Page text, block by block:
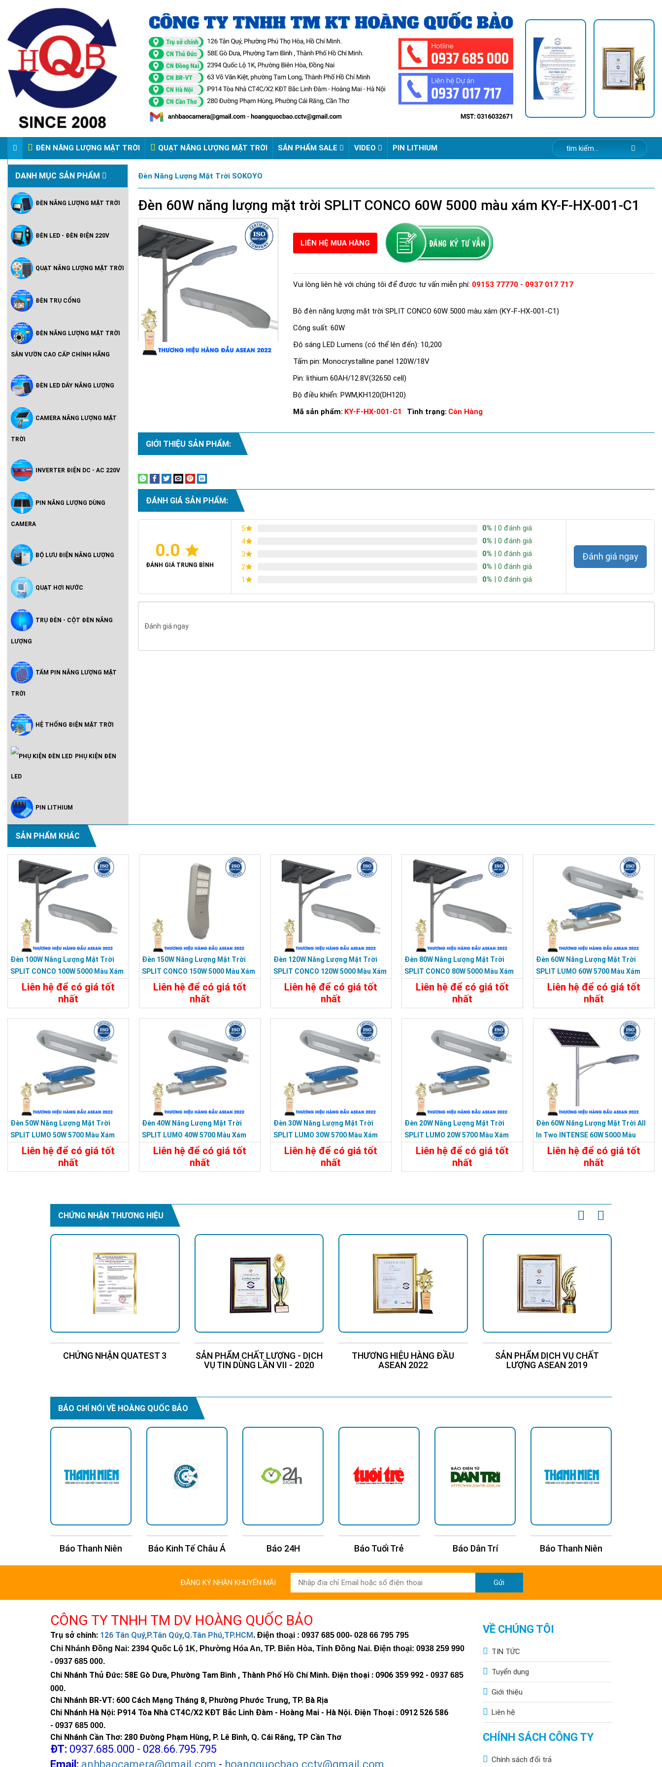
ĐÈN NĂNG LƯỢNG MẶT TRỜI QUẠT NĂNG LƯỢNG MẶT TRỜI SẢN PHẨM SALE VIDEO PIN LITHIUM
VIDEO ĐÈN PHA ĐIỆN 220V
DANH MỤC SẢN PHẨM
ĐÈN NĂNG LƯỢNG MẶT TRỜI
Vườn Cao Cấp Chính Hãng
ĐÈN LED - ĐÈN ĐIỆN 220V
Hoàng Quốc Bảo - Độ Sáng Cao,
QUẠT NĂNG LƯỢNG MẶT TRỜI
ĐÈN TRỤ CỔNG
ĐÈN NĂNG LƯỢNG MẶT TRỜI
SÂN VƯỜN CAO CẤP CHÍNH HÃNG
ĐÈN LED DÂY NĂNG LƯỢNG
CAMERA NĂNG LƯỢNG MẶT
TRỜI
INVERTER ĐIỆN DC - AC 220V
PIN NĂNG LƯỢNG DÙNG
CAMERA
BỘ LƯU ĐIỆN NĂNG LƯỢNG
QUẠT HƠI NƯỚC
TRỤ ĐÈN - CỘT ĐÈN NĂNG
LƯỢNG
TẤM PIN NĂNG LƯỢNG MẶT
TRỜI
HỆ THỐNG ĐIỆN MẶT TRỜI
Inveter Hòa Lưới Có Lưu Trữ -
PHỤ KIỆN ĐÈN
LED
PIN LITHIUM
Đèn Năng Lượng Mặt Trời SOKOYO
Đèn 60W năng lượng mặt trời SPLIT CONCO 60W 5000 màu xám KY-F-HX-001-C1
LIÊN HỆ MUA HÀNG
Vui lòng liên hệ với chúng tôi để được tư vấn miễn phí: 09153 77770 - 0937 017 717
Bộ đèn năng lượng mặt trời SPLIT CONCO 60W 5000 màu xám (KY-F-HX-001-C1)
Công suất: 60W
Độ sáng LED Lumens (có thể lên đến): 10,200
Tấm pin: Monocrystalline panel 120W/18V
Pin: lithium 60AH/12.8V(32650 cell)
Bộ điều khiển: PWM,KH120(DH120)
Mã sản phẩm: KY-F-HX-001-C1 Tình trạng: Còn Hàng
GIỚI THIỆU SẢN PHẨM:
ĐÁNH GIÁ SẢN PHẨM:
0.0
ĐÁNH GIÁ TRUNG BÌNH
5 0% | 0 đánh giá
4
0% | 0 đánh giá
3
0% | 0 đánh giá
2
0% | 0 đánh giá
1
0% | 0 đánh giá
Đánh giá ngay
Đánh giá ngay
SẢN PHẨM KHÁC
Đèn 100W Năng Lượng Mặt Trời
SPLIT CONCO 100W 5000 Màu Xám
KY-F-HX-002
Liên hệ để có giá tốt
nhất
Đèn 150W Năng Lượng Mặt Trời
SPLIT CONCO 150W 5000 Màu Xám
KY-F-HX-004
Liên hệ để có giá tốt
nhất
Đèn 120W Năng Lượng Mặt Trời
SPLIT CONCO 120W 5000 Màu Xám
KY-F-HX-003
Liên hệ để có giá tốt
nhất
Đèn 80W Năng Lượng Mặt Trời
SPLIT CONCO 80W 5000 Màu Xám
KY-F-HX-001
Liên hệ để có giá tốt
nhất
Đèn 60W Năng Lượng Mặt Trời
SPLIT LUMO 60W 5700 Màu Xám
KY-FXC-002
Liên hệ để có giá tốt
nhất
Đèn 50W Năng Lượng Mặt Trời
SPLIT LUMO 50W 5700 Màu Xám
KY-FXC-002-C1
Liên hệ để có giá tốt
nhất
Đèn 40W Năng Lượng Mặt Trời
SPLIT LUMO 40W 5700 Màu Xám
KY-FXC-001
Liên hệ để có giá tốt
nhất
Đèn 30W Năng Lượng Mặt Trời
SPLIT LUMO 30W 5700 Màu Xám
KY-FXC-001-C2
Liên hệ để có giá tốt
nhất
Đèn 20W Năng Lượng Mặt Trời
SPLIT LUMO 20W 5700 Màu Xám
KY-FXC-001-C1
Liên hệ để có giá tốt
nhất
Đèn 60W Năng Lượng Mặt Trời All
In Two INTENSE 60W 5000 Màu
Xám KY-E-HT-003
Liên hệ để có giá tốt
nhất
CHỨNG NHẬN THƯƠNG HIỆU
CHỨNG NHẬN QUATEST 3
SẢN PHẨM CHẤT LƯỢNG - DỊCH
VỤ TIN DÙNG LẦN VII - 2020
THƯƠNG HIỆU HÀNG ĐẦU
ASEAN 2022
SẢN PHẨM DỊCH VỤ CHẤT
LƯỢNG ASEAN 2019
BÁO CHÍ NÓI VỀ HOÀNG QUỐC BẢO
Báo Thanh Niên Báo Kinh Tế Châu Á Báo 24H Báo Tuổi Trẻ Báo Dân Trí Báo Thanh Niên
ĐĂNG KÝ NHẬN KHUYẾN MÃI Gửi
CÔNG TY TNHH TM DV HOÀNG QUỐC BẢO
Trụ sở chính: 126 Tân Quý,P.Tân Qúy,Q.Tân Phú,TP.HCM. Điện thoại : 0937 685 000- 028 66 795 795
Chi Nhánh Đồng Nai: 2394 Quốc Lộ 1K, Phường Hóa An, TP. Biên Hòa, Tỉnh Đồng Nai. Điện thoại: 0938 259 990
- 0937 685 000.
Chi Nhánh Thủ Đức: 58E Gò Dưa, Phường Tam Bình , Thành Phố Hồ Chí Minh. Điện thoại : 0906 359 992 - 0937 685
000.
Chi Nhánh BR-VT: 600 Cách Mạng Tháng 8, Phường Phước Trung, TP. Bà Rịa
Chi Nhánh Hà Nội: P914 Tòa Nhà CT4C/X2 KĐT Bắc Linh Đàm - Hoàng Mai - Hà Nội. Điện Thoại : 0912 526 586
- 0937 685 000.
Chi Nhánh Cần Thơ: 280 Đường Phạm Hùng, P. Lê Bình, Q. Cái Răng, TP Cần Thơ
ĐT: 0937.685.000 - 028.66.795.795
Email: anhbaocamera@gmail.com - hoangquocbao.cctv@gmail.com
VỀ CHÚNG TÔI
TIN TỨC
Tuyển dụng
Giới thiệu
Liên hệ
CHÍNH SÁCH CÔNG TY
Chính sách đổi trả